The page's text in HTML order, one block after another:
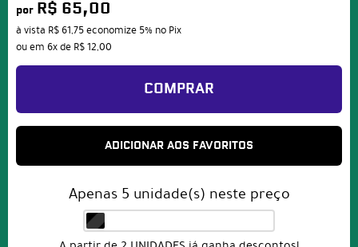
por R$ 65,00
à vista R$ 61,75economize 5% no Pix
ou em 6xde R$ 12,00
COMPRAR
ADICIONAR AOS FAVORITOS
Apenas 5 unidade(s) neste preço